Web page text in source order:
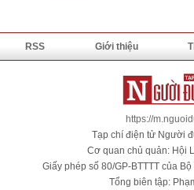
RSS Giới thiệu
https://
Tạp chí điện tử Người
Cơ quan chủ quản: Hội
Giấy phép số 80/GP-BTTTT của
Tổng biên tập: